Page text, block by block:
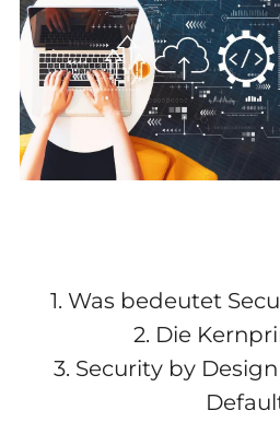
1. Was bedeutet
2. Die
3. Security by